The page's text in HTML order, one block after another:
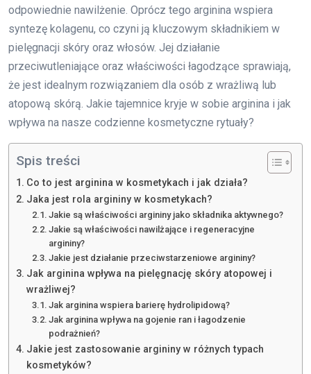
odpowiednie nawilżenie. Oprócz tego arginina wspiera
syntezę kolagenu, co czyni ją kluczowym składnikiem w
pielęgnacji skóry oraz włosów. Jej działanie
przeciwutleniające oraz właściwości łagodzące sprawiają,
że jest idealnym rozwiązaniem dla osób z wrażliwą lub
atopową skórą. Jakie tajemnice kryje w sobie arginina i jak
wpływa na nasze codzienne kosmetyczne rytuały?
Spis treści
Co to jest arginina w kosmetykach i jak działa?
Jaka jest rola argininy w kosmetykach?
Jakie są właściwości argininy jako składnika aktywnego?
Jakie są właściwości nawilżające i regeneracyjne
argininy?
Jakie jest działanie przeciwstarzeniowe argininy?
Jak arginina wpływa na pielęgnację skóry atopowej i
wrażliwej?
Jak arginina wspiera barierę hydrolipidową?
Jak arginina wpływa na gojenie ran i łagodzenie
podrażnień?
Jakie jest zastosowanie argininy w różnych typach
kosmetyków?